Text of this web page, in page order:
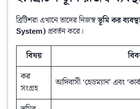
ব্রিটিশরা এখানে তাদের নিজস্ব ভূমি কর
System) প্রবর্তন করে।
বিষয়
কর
সংগ্রহ
আদিবাসী ‘হেডম্যান’ এবং